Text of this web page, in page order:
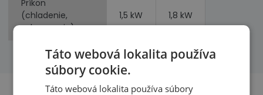
Príkon
(chladenie,
vykurovanie)
1,5 kW 1,8 kW
Táto webová lokalita používa
súbory cookie.
Táto webová lokalita používa súbory